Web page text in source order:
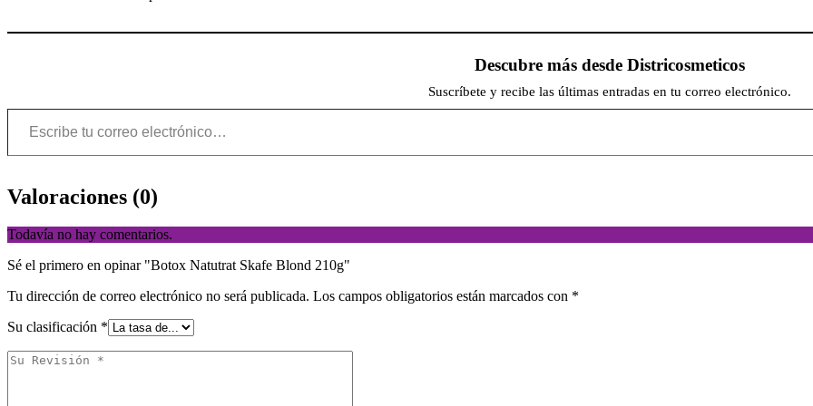
Descubre más desde Districosmeticos
Suscríbete y recibe las últimas entradas en tu correo electrónico.
Valoraciones (0)
Todavía no hay comentarios.
Sé el primero en opinar "Botox Natutrat Skafe Blond 210g"
Tu dirección de correo electrónico no será publicada. Los campos obligatorios están marcados con *
Su clasificación *